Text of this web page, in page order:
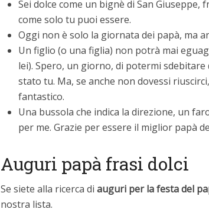
Sei dolce come un bignè di San
come solo tu puoi essere.
Oggi non è solo la giornata dei papà, ma
Un figlio (o una figlia) non potrà mai
lei). Spero, un giorno, di potermi
stato tu. Ma, se anche non dovessi
fantastico.
Una bussola che indica la direzione, un
per me. Grazie per essere il miglior papà
Auguri papà frasi dolci
Se siete alla ricerca di auguri per la festa del
nostra lista.